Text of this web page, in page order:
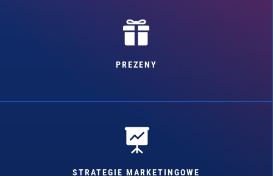

PREZENY

STRATEGIE MARKETINGOWE